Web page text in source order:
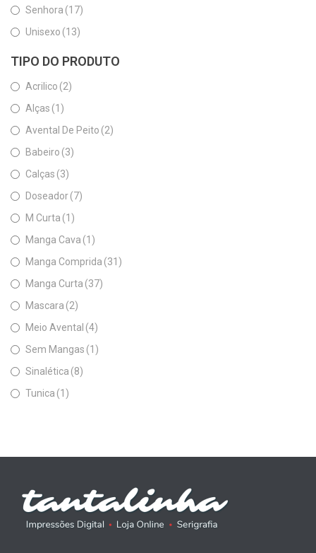
Senhora (17)
Unisexo (13)
TIPO DO PRODUTO
Acrilico (2)
Alças (1)
Avental De Peito (2)
Babeiro (3)
Calças (3)
Doseador(7)
M Curta (1)
Manga Cava (1)
Manga Comprida (31)
Manga Curta (37)
Mascara (2)
Meio Avental (4)
Sem Mangas (1)
Sinalética (8)
Tunica (1)